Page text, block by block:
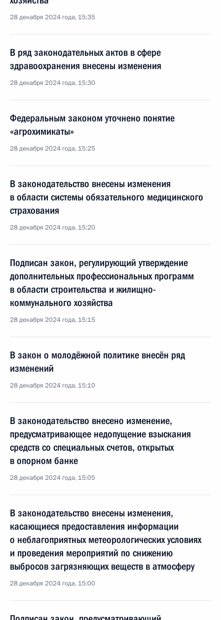
28 декабря 2024 года, 15:35
В ряд законодательных актов в сфере
здравоохранения внесены изменения
28 декабря 2024 года, 15:30
Федеральным законом уточнено понятие
«агрохимикаты»
28 декабря 2024 года, 15:25
В законодательство внесены изменения
в области системы обязательного медицинского
страхования
28 декабря 2024 года, 15:20
Подписан закон, регулирующий утверждение
дополнительных профессиональных программ
в области строительства и жилищно-
коммунального хозяйства
28 декабря 2024 года, 15:15
В закон о молодёжной политике внесён ряд
изменений
28 декабря 2024 года, 15:10
В законодательство внесено изменение,
предусматривающее недопущение взыскания
средств со специальных счетов, открытых
в опорном банке
28 декабря 2024 года, 15:05
В законодательство внесены изменения,
касающиеся предоставления информации
о неблагоприятных метеорологических условиях
и проведения мероприятий по снижению
выбросов загрязняющих веществ в атмосферу
28 декабря 2024 года, 15:00